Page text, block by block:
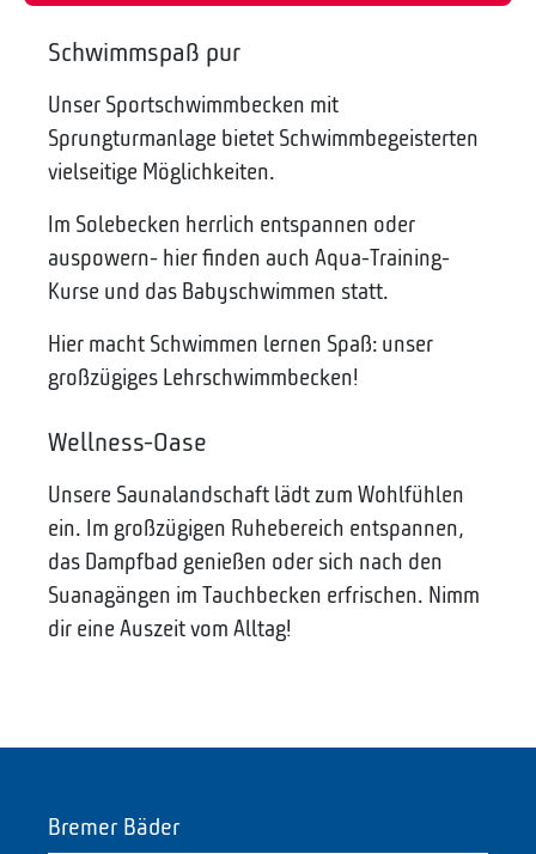
Schwimmspaß pur
Unser Sportschwimmbecken mit
Sprungturmanlage bietet Schwimmbegeisterten
vielseitige Möglichkeiten.
Im Solebecken herrlich entspannen oder
auspowern- hier finden auch Aqua-Training-
Kurse und das Babyschwimmen statt.
Hier macht Schwimmen lernen Spaß: unser
großzügiges Lehrschwimmbecken!
Wellness-Oase
Unsere Saunalandschaft lädt zum Wohlfühlen
ein. Im großzügigen Ruhebereich entspannen,
das Dampfbad genießen oder sich nach den
Suanagängen im Tauchbecken erfrischen. Nimm
dir eine Auszeit vom Alltag!
Bremer Bäder